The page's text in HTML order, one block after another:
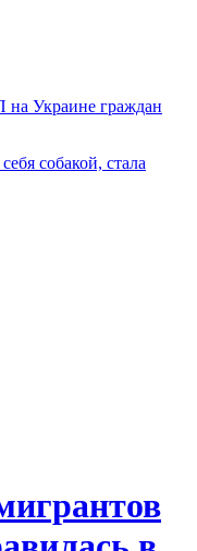
Украине граждан
собакой, стала